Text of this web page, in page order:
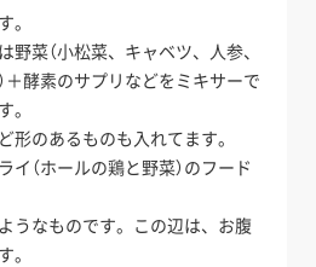
。
菜（小松菜、キャベツ、人参、
＋酵素のサプリなどをミキサーで
。
形のあるものも入れてます。
（ホールの鶏と野菜）のフード
うなものです。この辺は、お腹
。